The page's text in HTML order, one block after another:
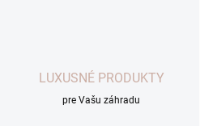
LUXUSNÉ PRODUKTY
pre Vašu záhradu